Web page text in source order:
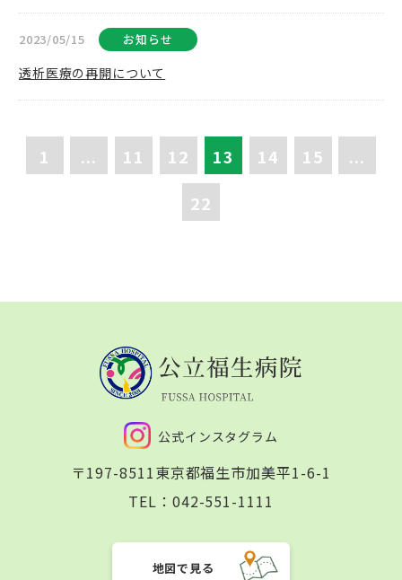
2023/05/15 お知らせ
透析医療の再開について
1 ... 11 12 13 14 15
...
22
公式インスタグラム
〒197-8511東京都福生市加美平1-6-1
TEL： 042-551-1111
地図で見る